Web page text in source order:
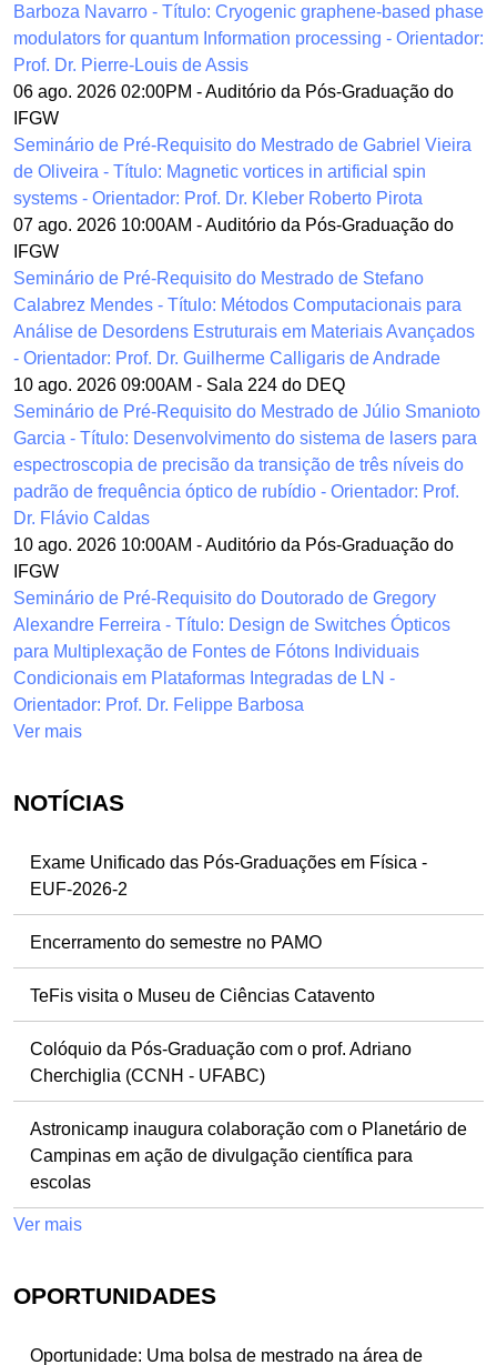
Barboza Navarro - Título: Cryogenic graphene-based phase
modulators for quantum Information processing - Orientador:
Prof. Dr. Pierre-Louis de Assis
06 ago. 2026 02:00PM -Auditório da Pós-Graduação do
IFGW
Seminário de Pré-Requisito do Mestrado de Gabriel Vieira
de Oliveira - Título: Magnetic vortices in artificial spin
systems - Orientador: Prof. Dr. Kleber Roberto Pirota
07 ago. 2026 10:00AM -Auditório da Pós-Graduação do
IFGW
Seminário de Pré-Requisito do Mestrado de Stefano
Calabrez Mendes - Título: Métodos Computacionais para
Análise de Desordens Estruturais em Materiais Avançados
- Orientador: Prof. Dr. Guilherme Calligaris de Andrade
10 ago. 2026 09:00AM - Sala 224 do DEQ
Seminário de Pré-Requisito do Mestrado de Júlio Smanioto
Garcia - Título: Desenvolvimento do sistema de lasers para
espectroscopia de precisão da transição de três níveis do
padrão de frequência óptico de rubídio - Orientador: Prof.
Dr. Flávio Caldas
10 ago. 2026 10:00AM -Auditório da Pós-Graduação do
IFGW
Seminário de Pré-Requisito do Doutorado de Gregory
Alexandre Ferreira - Título: Design de Switches Ópticos
para Multiplexação de Fontes de Fótons Individuais
Condicionais em Plataformas Integradas de LN -
Orientador: Prof. Dr. Felippe Barbosa
Ver mais
NOTÍCIAS
Exame Unificado das Pós-Graduações em Física -
EUF-2026-2
Encerramento do semestre no PAMO
TeFis visita o Museu de Ciências Catavento
Colóquio da Pós-Graduação com o prof. Adriano
Cherchiglia (CCNH - UFABC)
Astronicamp inaugura colaboração com o Planetário de
Campinas em ação de divulgação científica para
escolas
Ver mais
OPORTUNIDADES
Oportunidade: Uma bolsa de mestrado na área de